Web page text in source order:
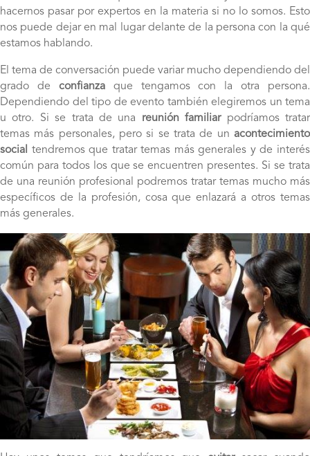
hacernos pasar por expertos en la materia si no lo somos. Esto
nos puede dejar en mal lugar delante de la persona con la qué
estamos hablando.
El tema de conversación puede variar mucho dependiendo del
grado de confianzaque tengamos con la otra persona.
Dependiendo del tipo de evento también elegiremos un tema
u otro. Si se trata de una reunión familiarpodríamos tratar
temas más personales, pero si se trata de un acontecimiento
social
tendremos que tratar temas más generales y de interés
común para todos los que se encuentren presentes. Si se trata
de una reunión profesional podremos tratar temas mucho más
específicos de la profesión, cosa que enlazará a otros temas
más generales.